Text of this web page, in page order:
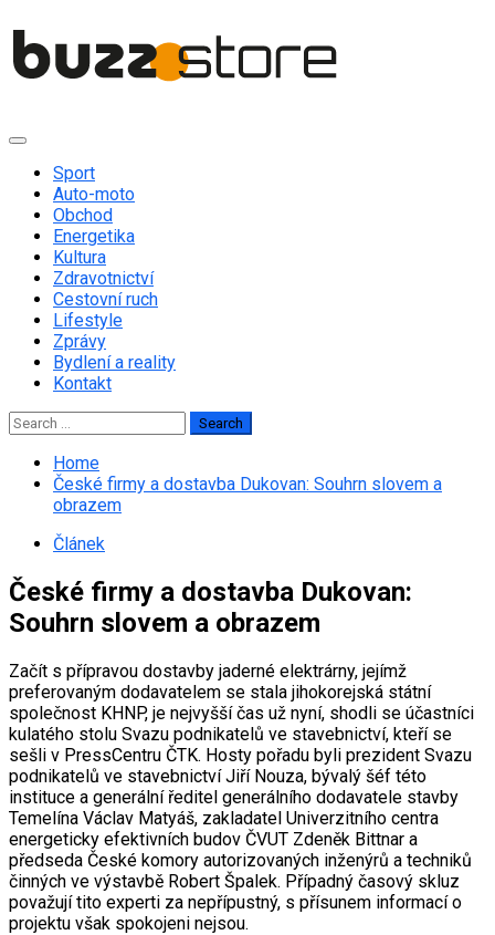
content
Primary
Sport
Auto-moto
Obchod
Energetika
Kultura
Zdravotnictví
Cestovní ruch
Lifestyle
Zprávy
Bydlení a reality
Kontakt
Search
for:
Home
České firmy a dostavba Dukovan: Souhrn slovem a
obrazem
Článek
České firmy a dostavba Dukovan:
Souhrn slovem a obrazem
Začít s přípravou dostavby jaderné elektrárny, jejímž
preferovaným dodavatelem se stala jihokorejská státní
společnost KHNP, je nejvyšší čas už nyní, shodli se účastníci
kulatého stolu Svazu podnikatelů ve stavebnictví, kteří se
sešli v PressCentru ČTK. Hosty pořadu byli prezident Svazu
podnikatelů ve stavebnictví Jiří Nouza, bývalý šéf této
instituce a generální ředitel generálního dodavatele stavby
Temelína Václav Matyáš, zakladatel Univerzitního centra
energeticky efektivních budov ČVUT Zdeněk Bittnar a
předseda České komory autorizovaných inženýrů a techniků
činných ve výstavbě Robert Špalek. Případný časový skluz
považují tito experti za nepřípustný, s přísunem informací o
projektu však spokojeni nejsou.